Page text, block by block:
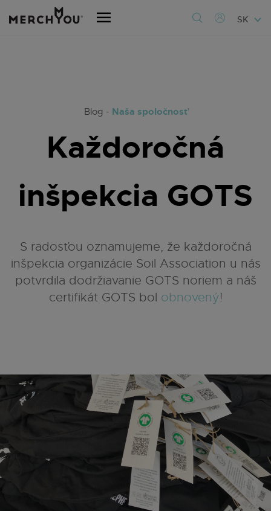
SK
Blog - Naša spoločnosť
Každoročná
inšpekcia GOTS
S radosťou oznamujeme, že každoročná
inšpekcia organizácie Soil Association u nás
potvrdila dodržiavanie GOTS noriem a náš
certifikát GOTS bol obnovený!